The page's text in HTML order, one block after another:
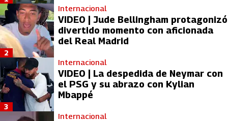
Internacional
VIDEO | Jude Bellingham protagonizó
divertido momento con aficionada
del Real Madrid
2
Internacional
VIDEO | La despedida de Neymar con
el PSG y su abrazo con Kylian
Mbappé
3
Internacional